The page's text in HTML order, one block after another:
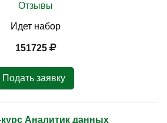
Отзывы
Идет набор
151725
Подать заявку
Аналитик данных